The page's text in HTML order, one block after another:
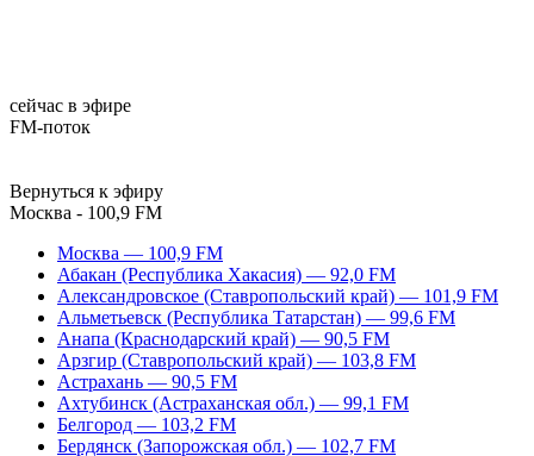
сейчас в эфире
FM-поток
Вернуться к эфиру
Москва - 100,9 FM
Москва — 100,9 FM
Абакан (Республика Хакасия) — 92,0 FM
Александровское (Ставропольский край) — 101,9 FM
Альметьевск (Республика Татарстан) — 99,6 FM
Анапа (Краснодарский край) — 90,5 FM
Арзгир (Ставропольский край) — 103,8 FM
Астрахань — 90,5 FM
Ахтубинск (Астраханская обл.) — 99,1 FM
Белгород — 103,2 FM
Бердянск (Запорожская обл.) — 102,7 FM